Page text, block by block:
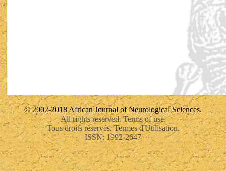
© 2002-2018 African Journal of Neurological Sciences.
All rights reserved. Terms of use.
Tous droits réservés. Termes d'Utilisation.
ISSN: 1992-2647